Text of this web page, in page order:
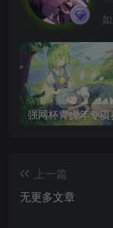
上一篇
无更多文章